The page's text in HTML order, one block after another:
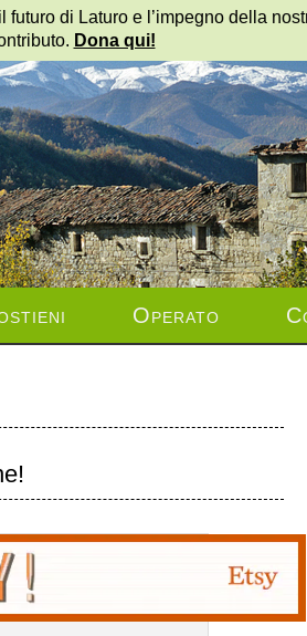
Operato
di Laturo e l’impegno della
Dona qui!